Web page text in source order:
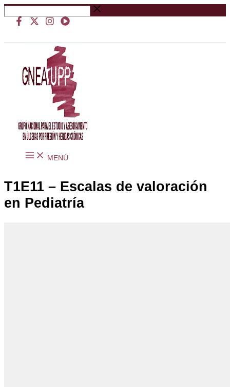
Ir
al
contenido
Buscar
…
MENÚ
T1E11 – Escalas de valoración
en Pediatría